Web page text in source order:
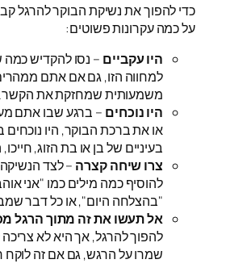
כדי להפוך את נשיקת הבוקר להרגל
על כמה עקרונות פשוטים:
היו עקביים – נסו להקדיש כמה
למחווה הזו, גם אם אתם
משמעותית שמחזקת את הקשר.
היו נוכחים – ברגע שבו אתם
או את ברכת הבוקר, היו
בעיניים של בן או בת הזוג,
צרו שיחה קצרה – לצד
להוסיף כמה מילים כמו "אני
"בהצלחה היום", או כל דבר
אל תעשו את זה מתוך הרגל
להפוך להרגל, אך היא לא
שמרו על הרגש, גם אם זה לוקח